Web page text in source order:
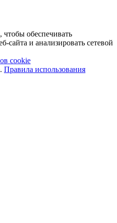
обеспечивать
сайта и анализировать сетевой
cookie
Правила использования